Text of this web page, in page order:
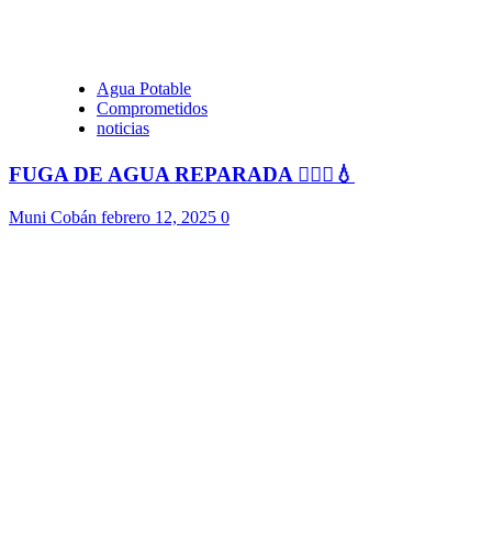
Agua Potable
Comprometidos
noticias
FUGA DE AGUA REPARADA 👷🏻‍♂️💧
Muni Cobán febrero 12, 2025 0